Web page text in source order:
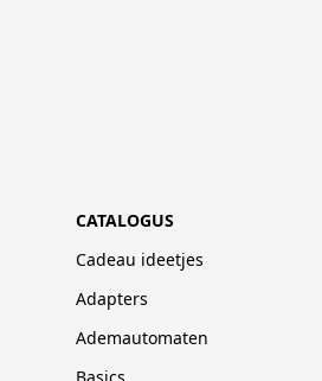
CATALOGUS
Cadeau ideetjes
Adapters
Ademautomaten